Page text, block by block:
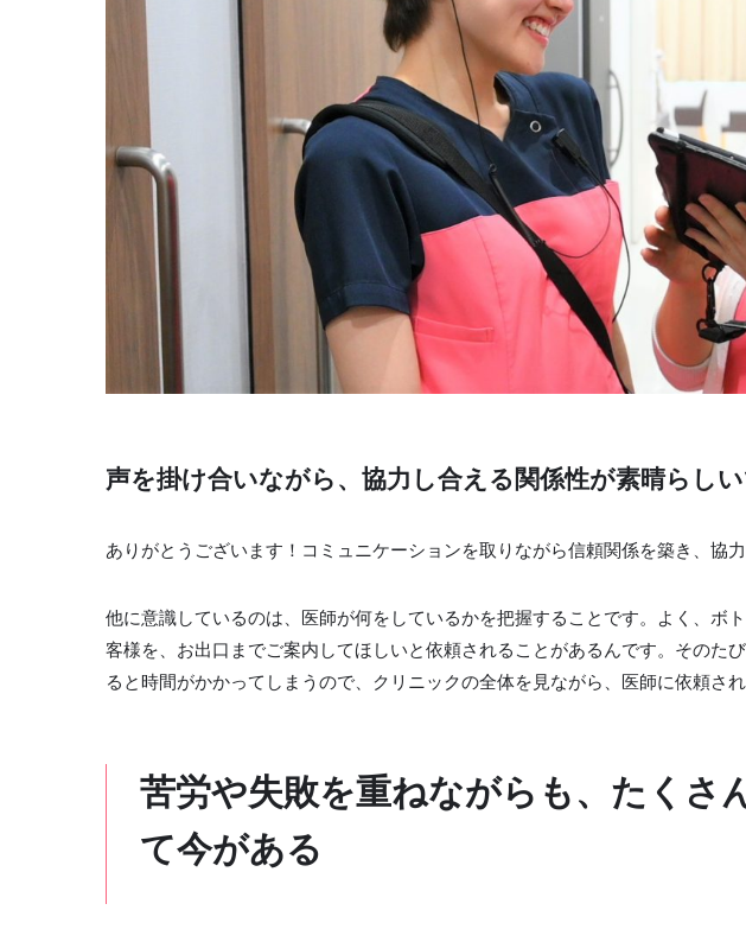
声を掛け合いながら、協力し合える関係性が素晴らしい
ありがとうございます！コミュニケーションを取りながら信頼関係を築き、協
他に意識しているのは、医師が何をしているかを把握することです。よく、ボ
客様を、お出口までご案内してほしいと依頼されることがあるんです。そのた
ると時間がかかってしまうので、クリニックの全体を見ながら、医師に依頼さ
苦労や失敗を重ねながらも、たくさ
て今がある